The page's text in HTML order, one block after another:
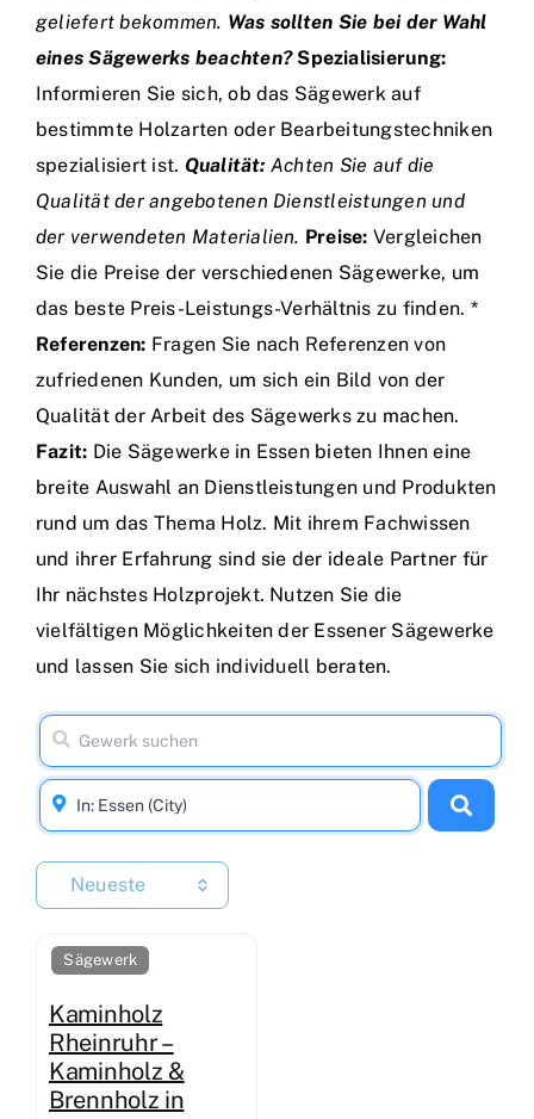
geliefert bekommen. Was sollten Sie bei der Wahl
eines Sägewerks beachten? Spezialisierung:
Informieren Sie sich, ob das Sägewerk auf
bestimmte Holzarten oder Bearbeitungstechniken
spezialisiert ist. Qualität: Achten Sie auf die
Qualität der angebotenen Dienstleistungen und
der verwendeten Materialien. Preise: Vergleichen
Sie die Preise der verschiedenen Sägewerke, um
das beste Preis-Leistungs-Verhältnis zu finden. *
Referenzen: Fragen Sie nach Referenzen von
zufriedenen Kunden, um sich ein Bild von der
Qualität der Arbeit des Sägewerks zu machen.
Fazit: Die Sägewerke in Essen bieten Ihnen eine
breite Auswahl an Dienstleistungen und Produkten
rund um das Thema Holz. Mit ihrem Fachwissen
und ihrer Erfahrung sind sie der ideale Partner für
Ihr nächstes Holzprojekt. Nutzen Sie die
vielfältigen Möglichkeiten der Essener Sägewerke
und lassen Sie sich individuell beraten.
Neueste
Sägewerk
Kaminholz
Rheinruhr –
Kaminholz &
Brennholz in